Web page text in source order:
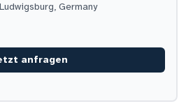
Germany
anfragen